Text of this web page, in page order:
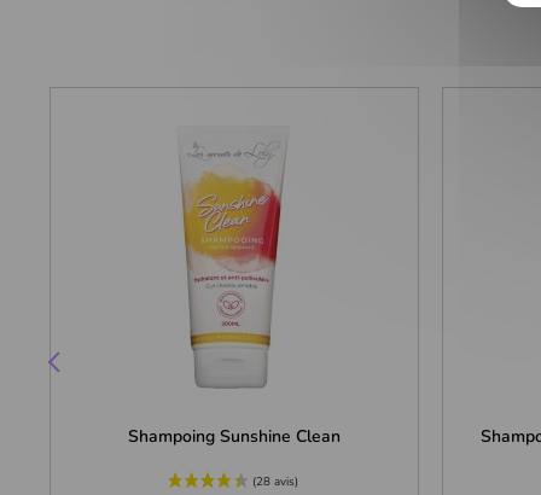
Shampoing Sunshine Clean